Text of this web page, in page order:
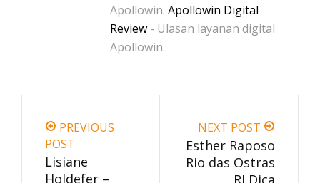
Apollowin. Apollowin Digital
Review - Ulasan layanan digital
Apollowin.
PREVIOUS
POST
Lisiane
Holdefer –
NEXT POST
Esther Raposo
Rio das Ostras
RJ Dica